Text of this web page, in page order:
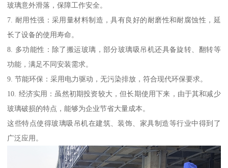
玻璃意外滑落，保障工作安全。
7. 耐用性强：采用量材料制造，具有良好的耐磨性和耐腐蚀性，延
长了设备的使用寿命。
8. 多功能性：除了搬运玻璃，部分玻璃吸吊机还具备旋转、翻转等
功能，满足不同安装需求。
9. 节能环保：采用电力驱动，无污染排放，符合现代环保要求。
10. 经济实用：虽然初期投资较大，但长期使用下来，由于其和减少
玻璃破损的特点，能够为企业节省大量成本。
这些特点使得玻璃吸吊机在建筑、装饰、家具制造等行业中得到了
广泛应用。